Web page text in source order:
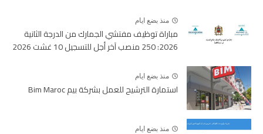
منذ بضع ايام
مباراة توظيف مفتشي الجمارك من الدرجة الثانية
2026: 250 منصب آخر أجل للتسجيل 10 غشت 2026
منذ بضع ايام
استمارة الترشيح للعمل بشركة بيم Bim Maroc
منذ بضع ايام